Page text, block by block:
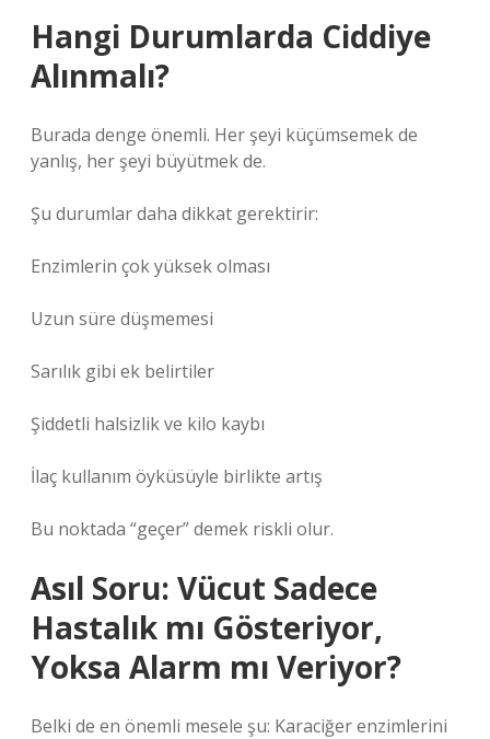
Hangi Durumlarda Ciddiye
Alınmalı?
Burada denge önemli. Her şeyi küçümsemek de
yanlış, her şeyi büyütmek de.
Şu durumlar daha dikkat gerektirir:
Enzimlerin çok yüksek olması
Uzun süre düşmemesi
Sarılık gibi ek belirtiler
Şiddetli halsizlik ve kilo kaybı
İlaç kullanım öyküsüyle birlikte artış
Bu noktada “geçer” demek riskli olur.
Asıl Soru: Vücut Sadece
Hastalık mı Gösteriyor,
Yoksa Alarm mı Veriyor?
Belki de en önemli mesele şu: Karaciğer enzimlerini